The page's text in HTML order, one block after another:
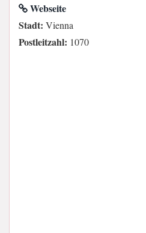
Webseite
Stadt: Vienna
Postleitzahl: 1070